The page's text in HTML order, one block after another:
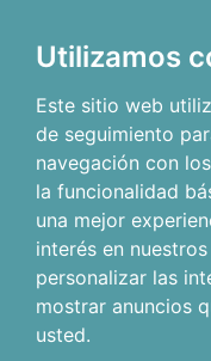
Utilizamos
Este sitio web
de seguimiento
navegación con
la funcionalidad
una mejor
interés en
personalizar las
mostrar anuncios
usted.